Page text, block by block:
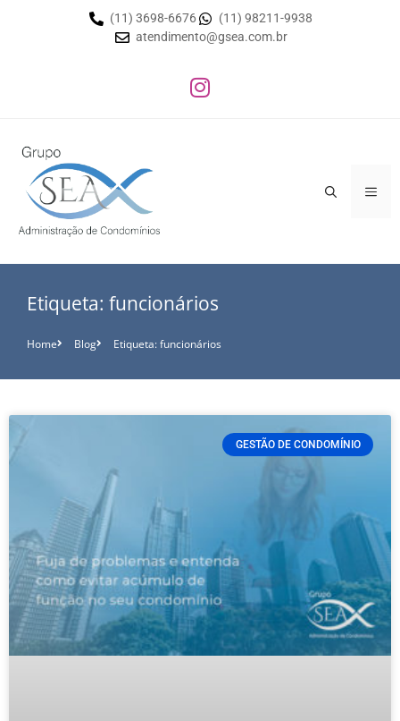
(11) 3698-6676
(11) 98211-9938
atendimento@gsea.com.br
Etiqueta: funcionários
Home Blog Etiqueta: funcionários
GESTÃO DE CONDOMÍNIO